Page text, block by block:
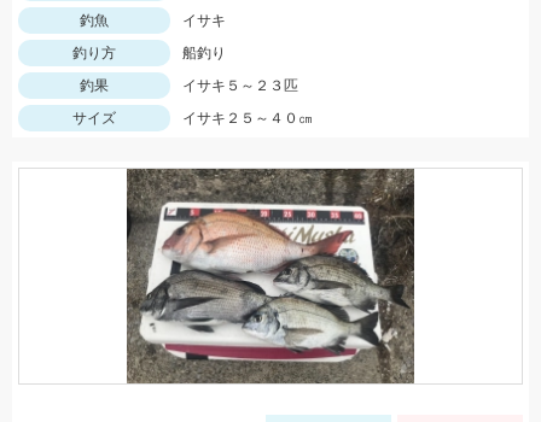
釣魚
イサキ
釣り方
船釣り
釣果
イサキ５～２３匹
サイズ
イサキ２５～４０㎝